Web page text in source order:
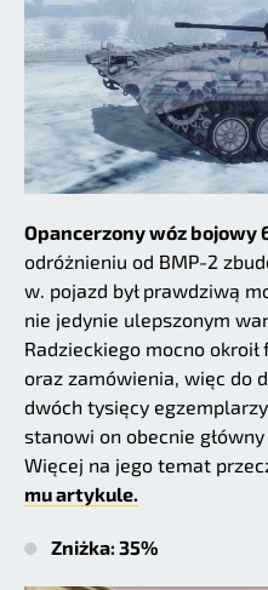
Opancerzony wóz bojowy
odróżnieniu od BMP-2
w. pojazd był prawdziwą
nie jedynie ulepszonym
Radzieckiego mocno
oraz zamówienia, więc do
dwóch tysięcy
stanowi on obecnie główny
Więcej na jego temat
mu artykule.
Zniżka: 35%